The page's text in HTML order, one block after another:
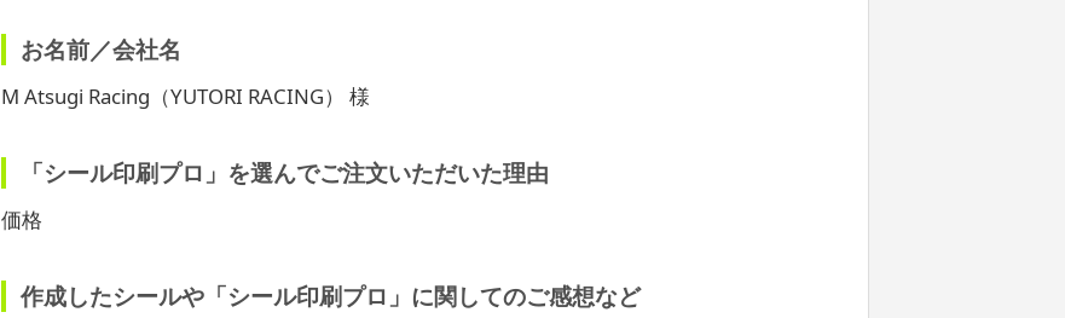
お名前／会社名
M Atsugi Racing（YUTORI RACING） 様
「シール印刷プロ」を選んでご注文いただいた理由
価格
作成したシールや「シール印刷プロ」に関してのご感想など